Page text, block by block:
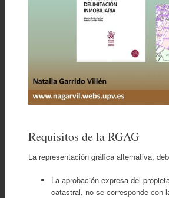
Requisitos de la RGAG
La representación gráfica alternativa,
La aprobación expresa del
catastral, no se corresponde con